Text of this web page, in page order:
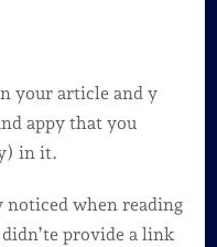
your article and y
appy that you
in it.
noticed when reading
provide a link